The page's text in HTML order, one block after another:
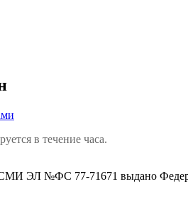
в течение часа.
ЭЛ №ФС 77-71671 выдано